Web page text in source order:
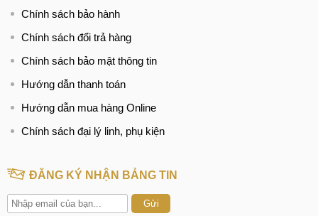
Chính sách bảo hành
Chính sách đổi trả hàng
Chính sách bảo mật thông tin
Hướng dẫn thanh toán
Hướng dẫn mua hàng Online
Chính sách đại lý linh, phụ kiện
ĐĂNG KÝ NHẬN BẢNG TIN
Gửi